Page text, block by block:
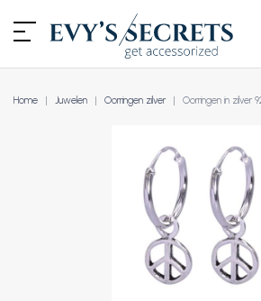
Home Juwelen Oorringen zilver Oorringen in zilver